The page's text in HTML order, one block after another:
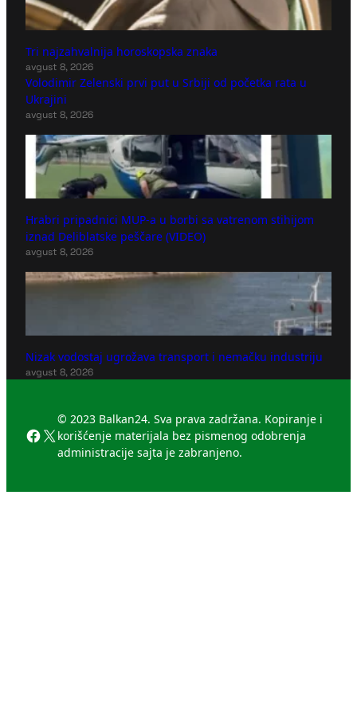
Tri najzahvalnija horoskopska znaka
avgust 8, 2026
Volodimir Zelenski prvi put u Srbiji od početka rata u
Ukrajini
avgust 8, 2026
Hrabri pripadnici MUP-a u borbi sa vatrenom stihijom
iznad Deliblatske peščare (VIDEO)
avgust 8, 2026
Nizak vodostaj ugrožava transport i nemačku industriju
avgust 8, 2026
Facebook
X
© 2023 Balkan24. Sva prava zadržana. Kopiranje i
korišćenje materijala bez pismenog odobrenja
administracije sajta je zabranjeno.